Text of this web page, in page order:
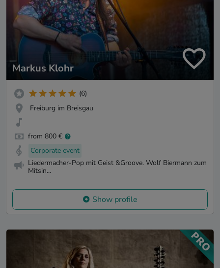
Markus Klohr
(6)
Freiburg im Breisgau
from 800 €
Corporate event
Liedermacher-Pop mit Geist &Groove. Wolf Biermann zum
Mitsin...
Show profile